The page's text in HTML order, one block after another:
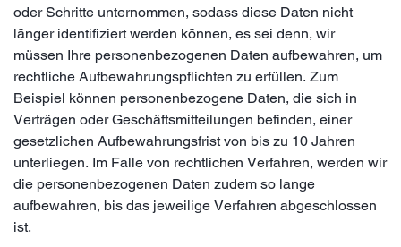
oder Schritte unternommen, sodass diese Daten nicht
länger identifiziert werden können, es sei denn, wir
müssen Ihre personenbezogenen Daten aufbewahren, um
rechtliche Aufbewahrungspflichten zu erfüllen. Zum
Beispiel können personenbezogene Daten, die sich in
Verträgen oder Geschäftsmitteilungen befinden, einer
gesetzlichen Aufbewahrungsfrist von bis zu 10 Jahren
unterliegen. Im Falle von rechtlichen Verfahren, werden wir
die personenbezogenen Daten zudem so lange
aufbewahren, bis das jeweilige Verfahren abgeschlossen
ist.